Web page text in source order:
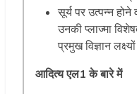
सूर्य पर उत्पन्न
उनकी प्लाज्मा
प्रमुख विज्ञान
आदित्य एल1 के बारे में